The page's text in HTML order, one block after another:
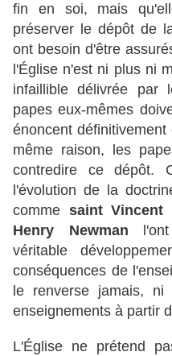
fin en soi, mais
préserver le dépôt de
ont besoin d'être
l'Église n'est ni plus ni
infaillible délivrée par
papes eux-mêmes
énoncent
même raison, les
contredire ce dépôt.
l'évolution de la
comme saint Vincent
Henry Newman l'ont
véritable
conséquences de
le renverse jamais,
enseignements à partir
L'Église ne prétend